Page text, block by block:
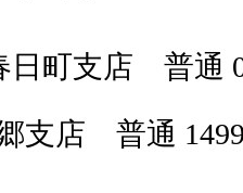
日町支店 普通
支店 普通